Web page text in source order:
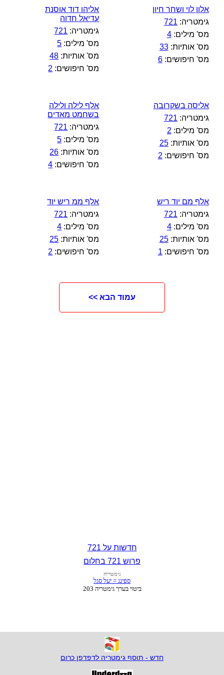
אלון לוי ושחר חיון
גימטריה: 721
מס' מילים:4
מס' אותיות:33
מס' חיפושים:6
אליהו דוד אוסנת
עדיאל חדוה
גימטריה: 721
מס' מילים: 5
מס' אותיות: 48
מס' חיפושים: 2
אליסה בשקרובה
גימטריה: 721
מס' מילים: 2
מס' אותיות:25
מס' חיפושים: 2
אלף לילה ולילה
בשחמט מאדים
גימטריה: 721
מס' מילים: 5
מס' אותיות: 26
מס' חיפושים: 4
אלף מם יוד ריש
גימטריה: 721
מס' מילים:4
מס' אותיות:25
מס' חיפושים: 1
אלף ממ ריש יוד
גימטריה: 721
מס' מילים: 4
מס' אותיות: 25
מס' חיפושים: 2
עמוד הבא >>
חדשות על 721
פרוש 721 בחלום
חדש - תוסף גימטריה לדפדפן כרום